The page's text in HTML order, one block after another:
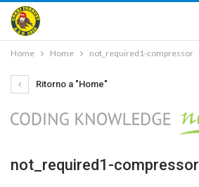
Home Home not_required1-compressor
Ritorno a "Home"
not_required1-compressor